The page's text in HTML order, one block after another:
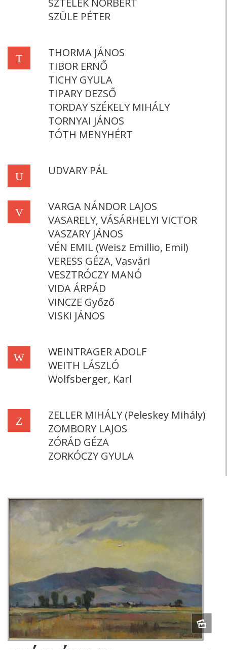
SZTELEK NORBERT
SZÜLE PÉTER
T
THORMA JÁNOS
TIBOR ERNŐ
TICHY GYULA
TIPARY DEZSŐ
TORDAY SZÉKELY MIHÁLY
TORNYAI JÁNOS
TÓTH MENYHÉRT
U UDVARY PÁL
V
VARGA NÁNDOR LAJOS
VASARELY, VÁSÁRHELYI VICTOR
VASZARY JÁNOS
VÉN EMIL (Weisz Emillio, Emil)
VERESS GÉZA, Vasvári
VESZTRÓCZY MANÓ
VIDA ÁRPÁD
VINCZE Győző
VISKI JÁNOS
W
WEINTRAGER ADOLF
WEITH LÁSZLÓ
Wolfsberger, Karl
Z
ZELLER MIHÁLY (Peleskey Mihály)
ZOMBORY LAJOS
ZÓRÁD GÉZA
ZORKÓCZY GYULA